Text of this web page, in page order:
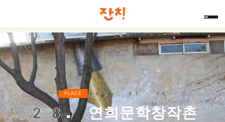
PLACE 2016 · 01 · 14
28.연희문학창작촌